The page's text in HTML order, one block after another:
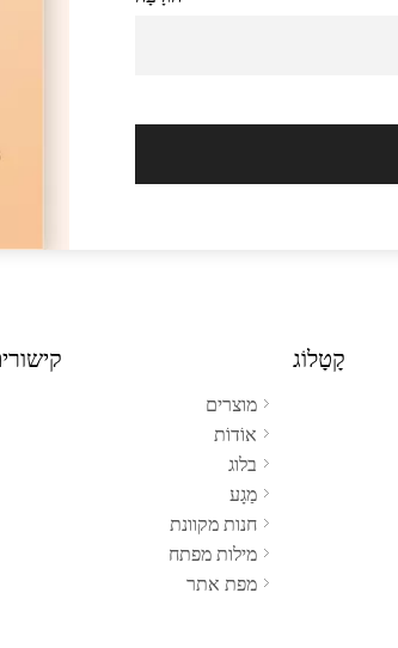
מוצרים
אוֹדוֹת
בלוג
מַגָע
חנות מקוונת
מילות מפתח
מפת אתר
קָטָלוֹג